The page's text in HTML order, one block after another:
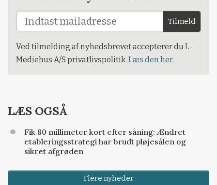
Tilmeld
Ved tilmelding af nyhedsbrevet accepterer du L-
Mediehus A/S privatlivspolitik. Læs den her.
LÆS OGSÅ
Fik 80 millimeter kort efter såning: Ændret
etableringsstrategi har brudt pløjesålen og
sikret afgrøden
Flere nyheder